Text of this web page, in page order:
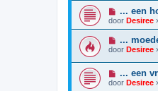
... een
door Desiree
...
door Desiree
... een
door Desiree